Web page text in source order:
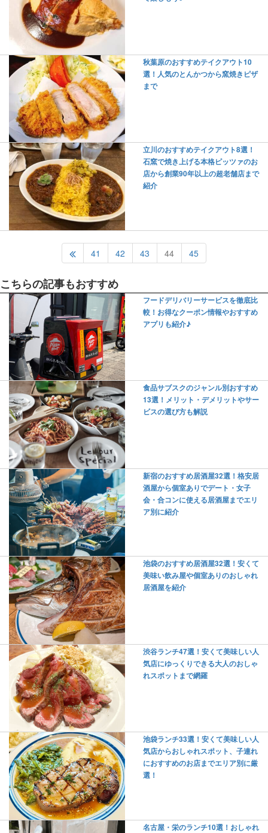
秋葉原のおすすめテイクアウト10
選！人気のとんかつから窯焼きピザ
まで
立川のおすすめテイクアウト8選！
石窯で焼き上げる本格ピッツァのお
店から創業90年以上の超老舗店まで
紹介
41 42 43 44 45
こちらの記事もおすすめ
フードデリバリーサービスを徹底比
較！お得なクーポン情報やおすすめ
アプリも紹介♪
食品サブスクのジャンル別おすすめ
13選！メリット・デメリットやサー
ビスの選び方も解説
新宿のおすすめ居酒屋32選！格安居
酒屋から個室ありでデート・女子
会・合コンに使える居酒屋までエリ
ア別に紹介
池袋のおすすめ居酒屋32選！安くて
美味い飲み屋や個室ありのおしゃれ
居酒屋を紹介
渋谷ランチ47選！安くて美味しい人
気店にゆっくりできる大人のおしゃ
れスポットまで網羅
池袋ランチ33選！安くて美味しい人
気店からおしゃれスポット、子連れ
におすすめのお店までエリア別に厳
選！
名古屋・栄のランチ10選！おしゃれ